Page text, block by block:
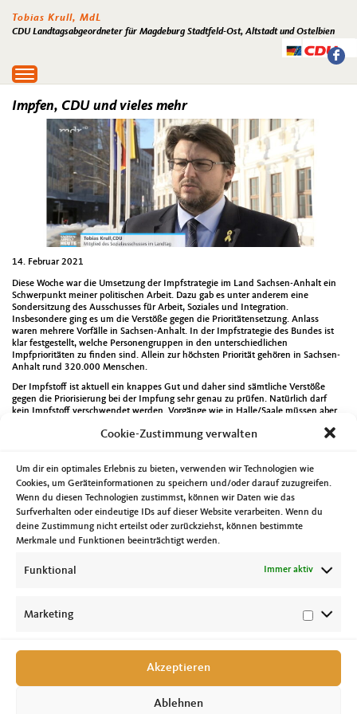
Cookie-Zustimmung verwalten
Um dir ein optimales Erlebnis zu bieten, verwenden wir Technologien wie
Cookies, um Geräteinformationen zu speichern und/oder darauf zuzugreifen.
Wenn du diesen Technologien zustimmst, können wir Daten wie das
Surfverhalten oder eindeutige IDs auf dieser Website verarbeiten. Wenn du
deine Zustimmung nicht erteilst oder zurückziehst, können bestimmte
Merkmale und Funktionen beeinträchtigt werden.
Funktional Immer aktiv
Marketing
Akzeptieren
Ablehnen
Tobias Krull, MdL
CDU Landtagsabgeordneter für Magdeburg Stadtfeld-Ost, Altstadt und Ostelbien
Toggle
navigation
Impfen, CDU und vieles mehr
14. Februar 2021
Diese Woche war die Umsetzung der Impfstrategie im Land Sachsen-Anhalt ein
Schwerpunkt meiner politischen Arbeit. Dazu gab es unter anderem eine
Sondersitzung des Ausschusses für Arbeit, Soziales und Integration.
Insbesondere ging es um die Verstöße gegen die Prioritätensetzung. Anlass
waren mehrere Vorfälle in Sachsen-Anhalt. In der Impfstrategie des Bundes ist
klar festgestellt, welche Personengruppen in den unterschiedlichen
Impfprioritäten zu finden sind. Allein zur höchsten Priorität gehören in Sachsen-
Anhalt rund 320.000 Menschen.
Der Impfstoff ist aktuell ein knappes Gut und daher sind sämtliche Verstöße
gegen die Priorisierung bei der Impfung sehr genau zu prüfen. Natürlich darf
kein Impfstoff verschwendet werden. Vorgänge wie in Halle/Saale müssen aber
Empfängerinnen und Empfänger tatsächlich über eine entsprechende
eingeleitet werden muss und zum anderen ob das Impfmanagement in der
Händelstadt ausreichend ist, oder externe Unterstützung notwendig ist, ist
absolut richtig. Neben der juristischen Bewertung bleibt die Gefahr des
Vertrauensverlustes in der Bevölkerung durch ein solches Verhalten und die
fehlende Einsicht das Fehler gemacht wurden.
Am Dienstag tagte der Landesvorstand der CDU Sachsen-Anhalt, es ging auch
Magdeburg sowie der CDU Ortsverband Am Neustädter Feld tagten am
Hauptausschusses der Kommunalpolitischen Vereinigung von CDU und CSU.